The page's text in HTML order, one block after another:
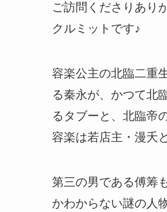
ご訪問くださりあり
クルミットです♪
容楽公主の北臨二重
る秦永が、かつて北
るタブーと、北臨帝
容楽は若店主・漫夭
第三の男である傅筹
かわからない謎の人